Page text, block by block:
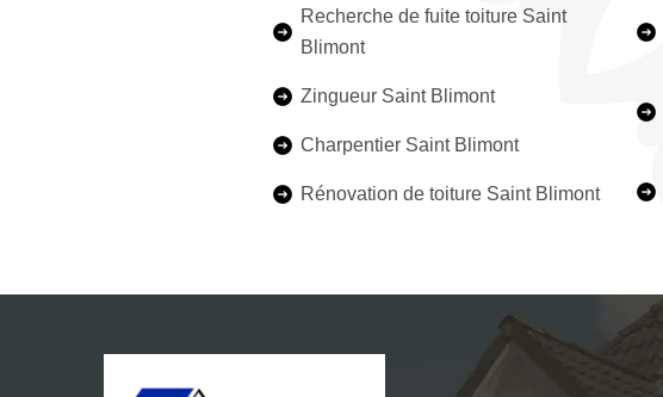
Recherche de fuite toiture Saint
Blimont
Zingueur Saint Blimont
Charpentier Saint Blimont
Rénovation de toiture Saint Blimont